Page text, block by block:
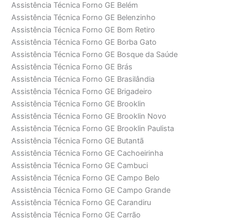
Assistência Técnica Forno GE Belém
Assistência Técnica Forno GE Belenzinho
Assistência Técnica Forno GE Bom Retiro
Assistência Técnica Forno GE Borba Gato
Assistência Técnica Forno GE Bosque da Saúde
Assistência Técnica Forno GE Brás
Assistência Técnica Forno GE Brasilândia
Assistência Técnica Forno GE Brigadeiro
Assistência Técnica Forno GE Brooklin
Assistência Técnica Forno GE Brooklin Novo
Assistência Técnica Forno GE Brooklin Paulista
Assistência Técnica Forno GE Butantã
Assistência Técnica Forno GE Cachoeirinha
Assistência Técnica Forno GE Cambuci
Assistência Técnica Forno GE Campo Belo
Assistência Técnica Forno GE Campo Grande
Assistência Técnica Forno GE Carandiru
Assistência Técnica Forno GE Carrão